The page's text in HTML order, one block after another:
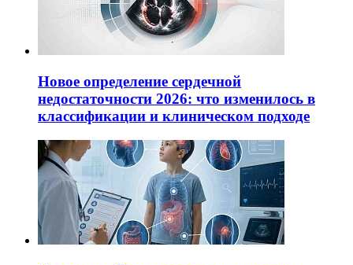
Новое определение сердечной
недостаточности 2026: что изменилось в
классификации и клиническом подходе